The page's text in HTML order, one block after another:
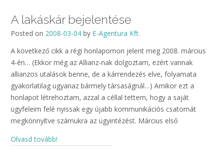
A lakáskár bejelentése
Posted on 2008-03-04 by E-Agentura Kft.
A következő cikk a régi honlapomon jelent meg 2008. március
4-én… (Ekkor még az Allianz-nak dolgoztam, ezért vannak
allianzos utalások benne, de a kárrendezés elve, folyamata
gyakorlatilag ugyanaz bármely társaságnál…) Amikor ezt a
honlapot létrehoztam, azzal a céllal tettem, hogy a saját
ügyfeleim felé nyissak egy újabb kommunikációs csatornát
megkönnyítve számukra az ügyintézést. Március első
Olvasd tovább!